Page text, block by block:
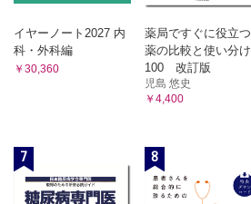
イヤーノート2027 内
科・外科編
￥30,360
薬局ですぐに役立つ
薬の比較と使い分け
100 改訂版
児島 悠史
￥4,400
7 8